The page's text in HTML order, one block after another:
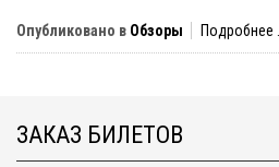
Опубликовано в Обзоры Подробнее ...
ЗАКАЗ БИЛЕТОВ